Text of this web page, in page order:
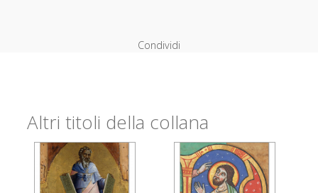
Condividi
Altri titoli della collana